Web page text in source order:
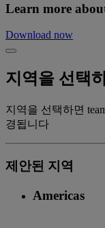
Learn more
Download now
지역을 선택
지역을 선택하면
경됩니다
제안된 지역
Americas